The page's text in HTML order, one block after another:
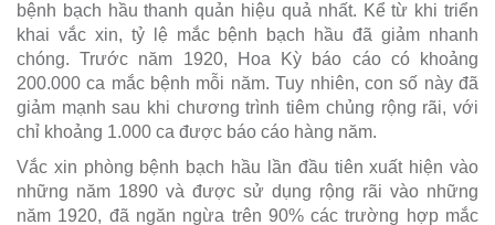
bệnh bạch hầu thanh quản hiệu quả nhất. Kể từ khi triển
khai vắc xin, tỷ lệ mắc bệnh bạch hầu đã giảm nhanh
chóng. Trước năm 1920, Hoa Kỳ báo cáo có khoảng
200.000 ca mắc bệnh mỗi năm. Tuy nhiên, con số này đã
giảm mạnh sau khi chương trình tiêm chủng rộng rãi, với
chỉ khoảng 1.000 ca được báo cáo hàng năm.
Vắc xin phòng bệnh bạch hầu lần đầu tiên xuất hiện vào
những năm 1890 và được sử dụng rộng rãi vào những
năm 1920, đã ngăn ngừa trên 90% các trường hợp mắc